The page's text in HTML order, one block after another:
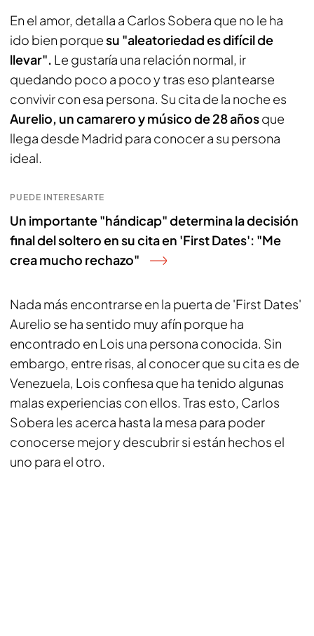
En el amor, detalla a Carlos Sobera que no le ha
ido bien porquesu "aleatoriedad es difícil de
llevar". Le gustaría una relación normal, ir
quedando poco a poco y tras eso plantearse
convivir con esa persona. Su cita de la noche es
Aurelio, un camarero y músico de 28 añosque
llega desde Madrid para conocer a su persona
ideal.
PUEDE INTERESARTE
Un importante "hándicap" determina la decisión
final del soltero en su cita en 'First Dates': "Me
crea mucho rechazo"
Nada más encontrarse en la puerta de 'First Dates'
Aurelio se ha sentido muy afín porque ha
encontrado en Lois una persona conocida. Sin
embargo, entre risas, al conocer que su cita es de
Venezuela, Lois confiesa que ha tenido algunas
malas experiencias con ellos. Tras esto, Carlos
Sobera les acerca hasta la mesa para poder
conocerse mejor y descubrir si están hechos el
uno para el otro.